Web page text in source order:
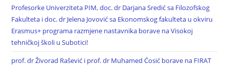
Profesorke Univerziteta PIM, doc. dr Darjana Sredić sa Filozofskog
Fakulteta i doc. dr Jelena Jovović sa Ekonomskog fakulteta u okviru
Erasmus+ programa razmjene nastavnika borave na Visokoj
tehničkoj školi u Subotici!
prof. dr Živorad Rašević i prof. dr Muhamed Ćosić borave na FIRAT